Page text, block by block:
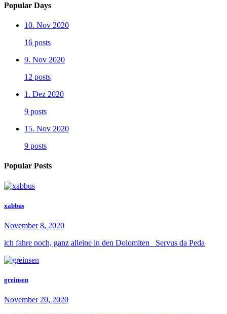
Popular Days
10. Nov 2020
16 posts
9. Nov 2020
12 posts
1. Dez 2020
9 posts
15. Nov 2020
9 posts
Popular Posts
xabbus
November 8, 2020
ich fahre noch, ganz alleine in den Dolomiten Servus da Peda
greinsen
November 20, 2020